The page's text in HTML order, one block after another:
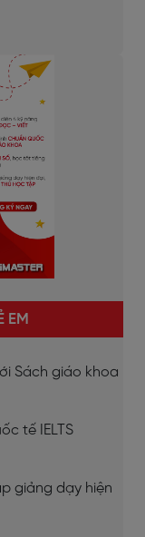
EM
Sách giáo khoa
tế IELTS
giảng dạy hiện